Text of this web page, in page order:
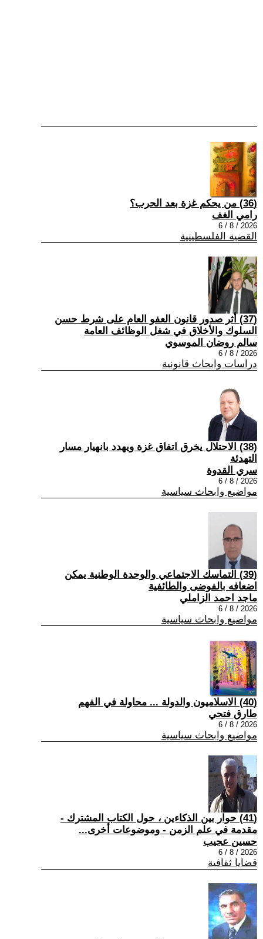
(36) من يحكم غزة بعد الحرب؟
رامي الغف
2026 / 8 / 6
القضية الفلسطينية
(37) أثر صدور قانون العفو العام على شرط حسن
السلوك والأخلاق في شغل الوظائف العامة
سالم روضان الموسوي
2026 / 8 / 6
دراسات وابحاث قانونية
(38) الاحتلال يخرق اتفاق غزة ويهدد بانهيار مسار
التهدئة
سري القدوة
2026 / 8 / 6
مواضيع وابحاث سياسية
(39) التماسك الاجتماعي والوحدة الوطنية يمكن
اضعافه بالفوضى والطائفية
ماجد احمد الزاملي
2026 / 8 / 6
مواضيع وابحاث سياسية
(40) الاسلاميون والدولة ... محاولة في الفهم
طارق فتحي
2026 / 8 / 6
مواضيع وابحاث سياسية
(41) حوار بين الذكاءين ، حول الكتاب المشترك -
مقدمة في علم الزمن - وموضوعات أخرى...
حسين عجيب
2026 / 8 / 6
قضايا ثقافية